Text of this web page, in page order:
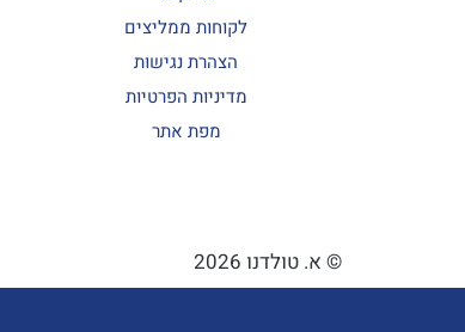
לקוחות ממליצים
הצהרת נגישות
מדיניות הפרטיות
מפת אתר
© א. טולדנו 2026